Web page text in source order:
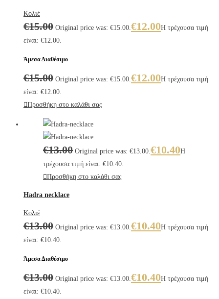
Κολιέ
€15.00 Original price was: €15.00.€12.00Η τρέχουσα τιμή
είναι: €12.00.
Άμεσα Διαθέσιμο
€15.00 Original price was: €15.00.€12.00Η τρέχουσα τιμή
είναι: €12.00.
Προσθήκη στο καλάθι σας
€13.00 Original price was: €13.00.€10.40Η
τρέχουσα τιμή είναι: €10.40.
Προσθήκη στο καλάθι σας
Hadra necklace
Κολιέ
€13.00 Original price was: €13.00.€10.40Η τρέχουσα τιμή
είναι: €10.40.
Άμεσα Διαθέσιμο
€13.00 Original price was: €13.00.€10.40Η τρέχουσα τιμή
είναι: €10.40.